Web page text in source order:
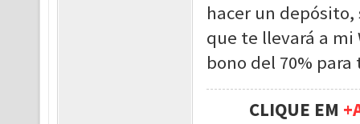
hacer un
que te llevará a mi
bono del 70% para
CLIQUE EM